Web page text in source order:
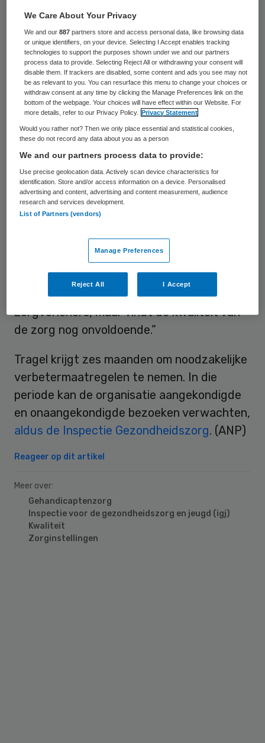
Stichting Tragel Zorg, een instelling voor
mensen met een (ernstig) verstandelijke
handicap in Zeeuws-Vlaanderen, is onder
verscherpt toezicht gesteld. Volgens de
Inspectie Gezondheidszorg en Jeugd zijn er
verschillende tekortkomingen vastgesteld
bij de locatie in Clinge.
De zorg is daar onder de maat en het
gebouw is ongeschikt voor de bewoners.
Ook wordt er volgens de inspectiedienst
onzorgvuldig omgesprongen met de
en vorig jaar constateerde de
toezichthouder al dat er veel mis was met
de zorg in Clinge. “De inspectie ziet de inzet
en goede wil van hardwerkende
zorgverleners, maar vindt de kwaliteit van
de zorg nog onvoldoende.”
Tragel krijgt zes maanden om noodzakelijke
verbetermaatregelen te nemen. In die
periode kan de organisatie aangekondigde
en onaangekondigde bezoeken verwachten,
aldus de Inspectie Gezondheidszorg. (ANP)
Reageer op dit artikel
Meer over:
Gehandicaptenzorg
Inspectie voor de gezondheidszorg en jeugd (igj)
Kwaliteit
Zorginstellingen
We Care About Your Privacy
We and our887 partners store and access personal data, like browsing data
or unique identifiers, on your device. Selecting I Accept enables tracking
technologies to support the purposes shown under we and our partners
process data to provide. Selecting Reject All or withdrawing your consent will
disable them. If trackers are disabled, some content and ads you see may not
be as relevant to you. You can resurface this menu to change your choices or
withdraw consent at any time by clicking the Manage Preferences link on the
bottom of the webpage. Your choices will have effect within our Website. For
more details, refer to our Privacy Policy.
Privacy Statement
Would you rather not? Then we only place essential and statistical cookies,
these do not record any data about you as a person
We and our partners process data to provide:
Use precise geolocation data. Actively scan device characteristics for
identification. Store and/or access information on a device. Personalised
advertising and content, advertising and content measurement, audience
research and services development.
List of Partners (vendors)
Manage Preferences
Reject All I Accept